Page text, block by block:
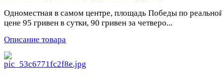
Одноместная в самом центре, площадь Победы по
цене 95 гривен в сутки, 90 гривен за четверо...
Описание товара